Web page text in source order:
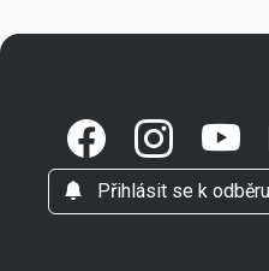
Přihlásit se k